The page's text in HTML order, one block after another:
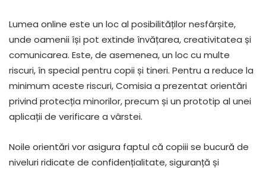
Lumea online este un loc al posibilităților nesfârșite,
unde oamenii își pot extinde învățarea, creativitatea și
comunicarea. Este, de asemenea, un loc cu multe
riscuri, în special pentru copii și tineri. Pentru a reduce la
minimum aceste riscuri, Comisia a prezentat orientări
privind protecția minorilor, precum și un prototip al unei
aplicații de verificare a vârstei.
Noile orientări vor asigura faptul că copiii se bucură de
niveluri ridicate de confidențialitate, siguranță și